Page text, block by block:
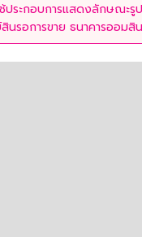
ประกอบการแสดงลักษณะ
นรอการขาย ธนาคารออมสิน